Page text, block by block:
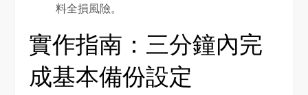
料全損風險。
實作指南：三分鐘內完
成基本備份設定